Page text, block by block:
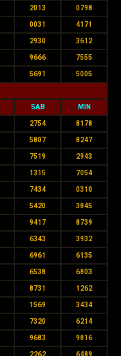
2013 0798
0031 4171
2930 3612
9666 7555
5691 5005
SAB MIN
2754 8178
5807 8247
7519 2943
1315 7054
7434 0310
5420 3845
9417 8739
6343 3932
6961 6135
6538 6803
8731 1262
1569 3434
7320 6214
9683 9816
2262 6489